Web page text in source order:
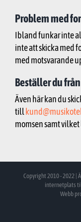
Problem med
Ibland funkar inte
inte att skicka med
med motsvarande
Beställer du
Även här kan du
till
momsen samt
Copyright 2010 - 2022 |
internetplats
Webb